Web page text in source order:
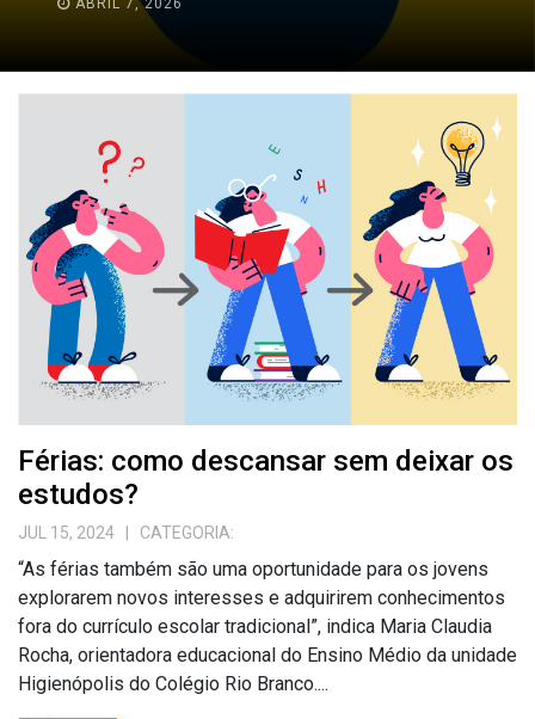
Férias: como descansar sem deixar os
estudos?
JUL 15, 2024 | CATEGORIA:
“As férias também são uma oportunidade para os jovens
explorarem novos interesses e adquirirem conhecimentos
fora do currículo escolar tradicional”, indica Maria Claudia
Rocha, orientadora educacional do Ensino Médio da unidade
Higienópolis do Colégio Rio Branco....